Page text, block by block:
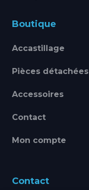
Boutique
Accastillage
Pièces détachées
Accessoires
Contact
Mon compte
Contact